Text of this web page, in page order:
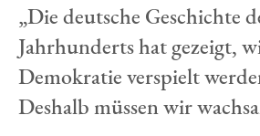
„Die deutsche Geschichte
Jahrhunderts hat gezeigt,
Demokratie verspielt
Deshalb müssen wir